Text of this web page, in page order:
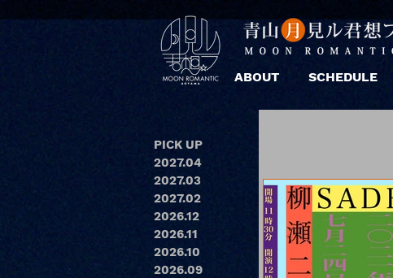
ABOUT SCHEDULE
PICK UP
2027.04
2027.03
2027.02
2026.12
2026.11
2026.10
2026.09